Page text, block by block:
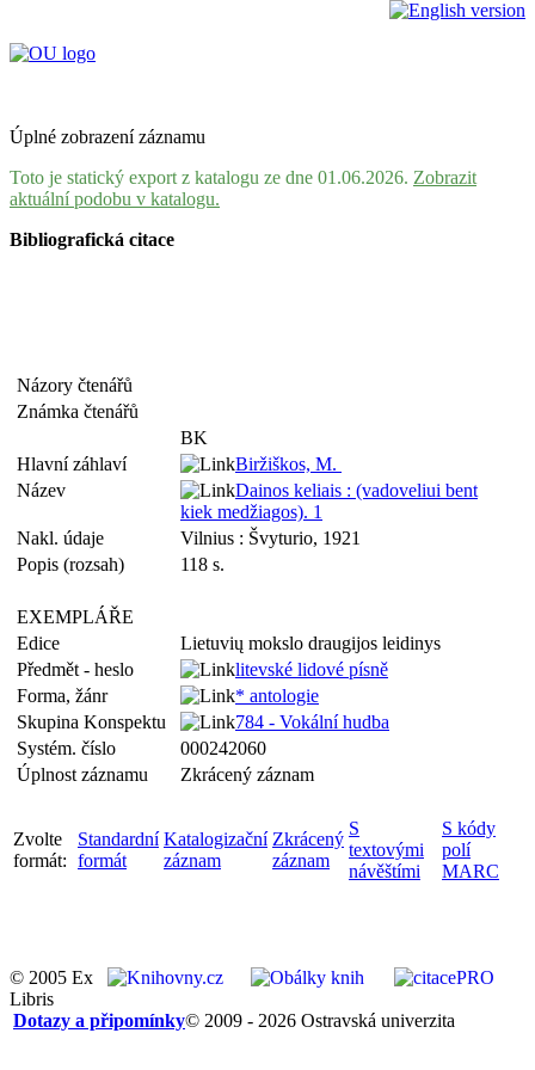
Úplné zobrazení záznamu
Toto je statický export z katalogu ze dne 01.06.2026. Zobrazit
aktuální podobu v katalogu.
Bibliografická citace
Názory čtenářů
Známka čtenářů
BK
Hlavní záhlaví
Biržiškos, M.
Název
Dainos keliais : (vadoveliui bent
kiek medžiagos). 1
Nakl. údaje
Vilnius : Švyturio, 1921
Popis (rozsah)
118 s.
EXEMPLÁŘE
Edice
Lietuvių mokslo draugijos leidinys
Předmět - heslo
litevské lidové písně
Forma, žánr
* antologie
Skupina Konspektu
784 - Vokální hudba
Systém. číslo
000242060
Úplnost záznamu
Zkrácený záznam
Zvolte
formát:
Standardní
formát
Katalogizační
záznam
Zkrácený
záznam
S
textovými
návěštími
S kódy
polí
MARC
© 2005 Ex
Libris
© 2009 - 2026 Ostravská univerzita
Dotazy a připomínky